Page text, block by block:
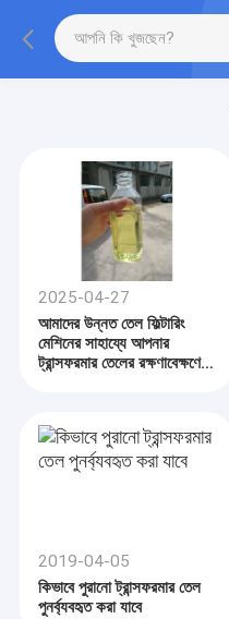
2025-04-27
আমাদের উন্নত তেল ফিল্টারিং
মেশিনের সাহায্যে আপনার
ট্রান্সফরমার তেলের রক্ষণাবেক্ষণে
2019-04-05
কিভাবে পুরানো ট্রান্সফরমার তেল
পুনর্ব্যবহৃত করা যাবে